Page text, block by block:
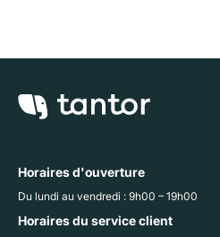
Horaires d'ouverture
Du lundi au vendredi : 9h00 – 19h00
Horaires du service client